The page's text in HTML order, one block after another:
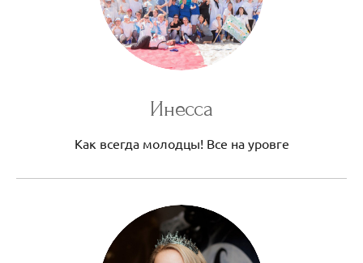
Инесса
Как всегда молодцы! Все на уровге